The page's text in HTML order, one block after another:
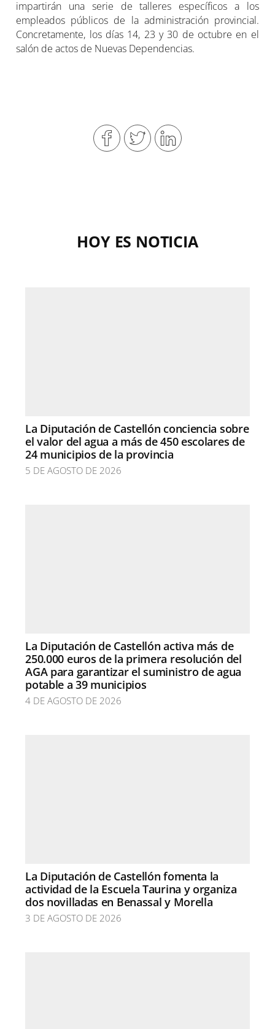
impartirán una serie de talleres específicos a los
empleados públicos de la administración provincial.
Concretamente, los días 14, 23 y 30 de octubre en el
salón de actos de Nuevas Dependencias.
HOY ES NOTICIA
La Diputación de Castellón conciencia sobre
el valor del agua a más de 450 escolares de
24 municipios de la provincia
5 DE AGOSTO DE 2026
La Diputación de Castellón activa más de
250.000 euros de la primera resolución del
AGA para garantizar el suministro de agua
potable a 39 municipios
4 DE AGOSTO DE 2026
La Diputación de Castellón fomenta la
actividad de la Escuela Taurina y organiza
dos novilladas en Benassal y Morella
3 DE AGOSTO DE 2026